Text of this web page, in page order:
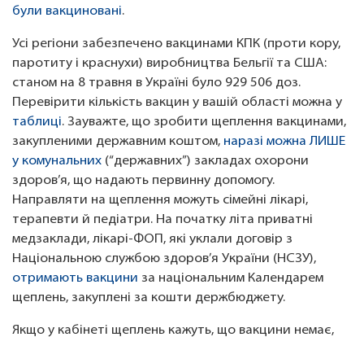
були вакциновані.
Усі регіони забезпечено вакцинами КПК (проти кору,
паротиту і краснухи) виробництва Бельгії та США:
станом на 8 травня в Україні було 929 506 доз.
Перевірити кількість вакцин у вашій області можна у
таблиці. Зауважте, що зробити щеплення вакцинами,
закупленими державним коштом, наразі можна ЛИШЕ
у комунальних (“державних”) закладах охорони
здоров’я, що надають первинну допомогу.
Направляти на щеплення можуть сімейні лікарі,
терапевти й педіатри. На початку літа приватні
медзаклади, лікарі-ФОП, які уклали договір з
Національною службою здоров’я України (НСЗУ),
отримають вакцини за національним Календарем
щеплень, закуплені за кошти держбюджету.
Якщо у кабінеті щеплень кажуть, що вакцини немає,